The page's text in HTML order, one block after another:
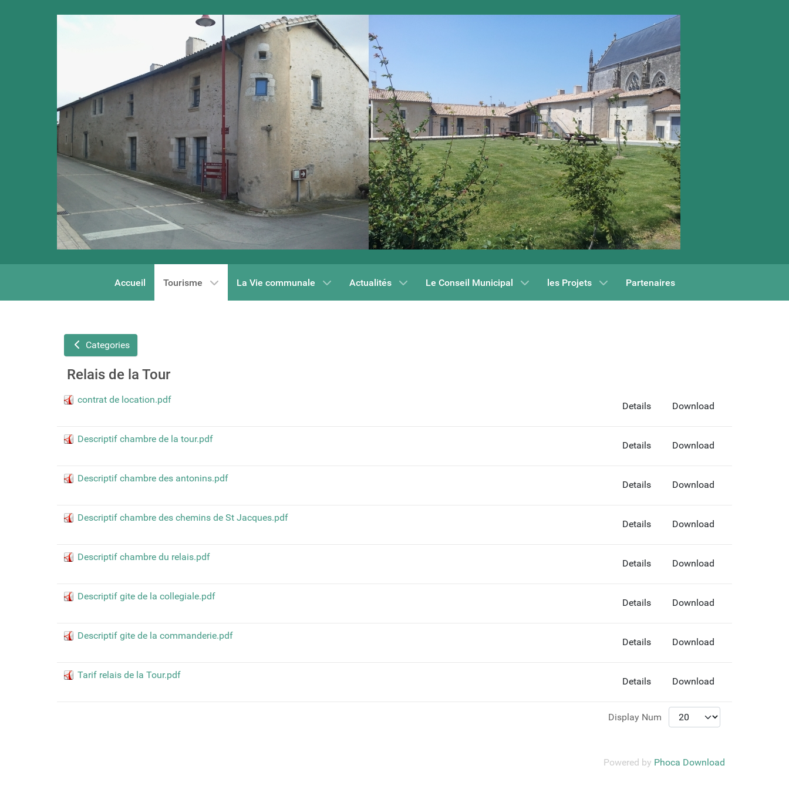
Accueil Tourisme La Vie communale Actualités Le Conseil Municipal les Projets Partenaires
Categories
Relais de la Tour
contrat de location.pdf
Download
Details
Descriptif chambre de la tour.pdf
Download
Details
Descriptif chambre des antonins.pdf
Download
Details
Descriptif chambre des chemins de St Jacques.pdf
Download
Details
Descriptif chambre du relais.pdf
Download
Details
Descriptif gite de la collegiale.pdf
Download
Details
Descriptif gite de la commanderie.pdf
Download
Details
Tarif relais de la Tour.pdf
Download
Details
Display Num
Powered by Phoca Download